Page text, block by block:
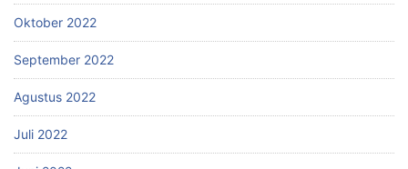
Oktober 2022
September 2022
Agustus 2022
Juli 2022